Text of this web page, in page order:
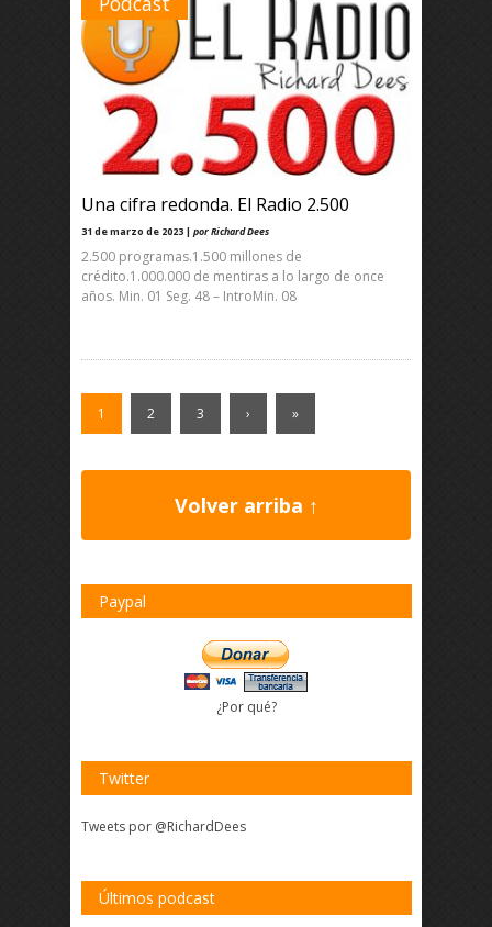
Una cifra redonda. El Radio 2.500
31 de marzo de 2023 | por Richard Dees
2.500 programas.1.500 millones de
crédito.1.000.000 de mentiras a lo largo de once
años. Min. 01 Seg. 48 – IntroMin. 08
1 2 3 › »
Volver arriba ↑
Paypal
¿Por qué?
Twitter
Tweets por @RichardDees
Últimos podcast